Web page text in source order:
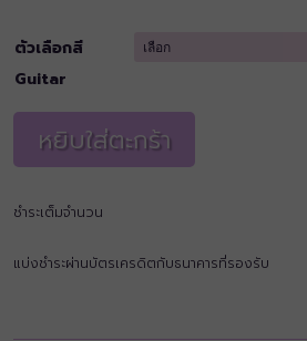
ตัวเลือกสี
Guitar
หยิบใส่ตะกร้า
ชำระเต็มจำนวน
แบ่งชำระผ่านบัตรเครดิตกับธนาคารที่รองรับ